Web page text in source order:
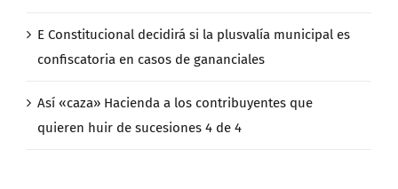
E Constitucional decidirá si la plusvalía municipal es
confiscatoria en casos de gananciales
Así «caza» Hacienda a los contribuyentes que
quieren huir de sucesiones 4 de 4